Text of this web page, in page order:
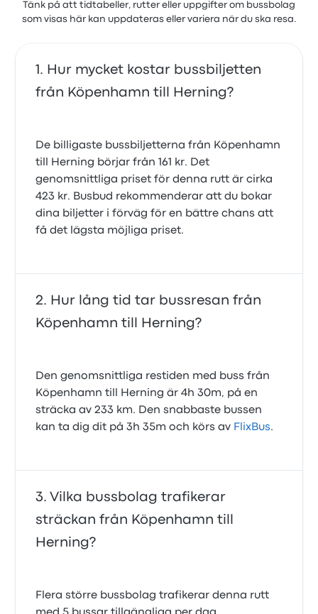
Tänk på att tidtabeller, rutter eller uppgifter om bussbolag
som visas här kan uppdateras eller variera när du ska resa.
Hur mycket kostar bussbiljetten
från Köpenhamn till Herning?
De billigaste bussbiljetterna från Köpenhamn
till Herning börjar från 161 kr. Det
genomsnittliga priset för denna rutt är cirka
423 kr. Busbud rekommenderar att du bokar
dina biljetter i förväg för en bättre chans att
få det lägsta möjliga priset.
Hur lång tid tar bussresan från
Köpenhamn till Herning?
Den genomsnittliga restiden med buss från
Köpenhamn till Herning är 4h 30m, på en
sträcka av 233 km. Den snabbaste bussen
kan ta dig dit på 3h 35m och körs av FlixBus.
Vilka bussbolag trafikerar
sträckan från Köpenhamn till
Herning?
Flera större bussbolag trafikerar denna rutt